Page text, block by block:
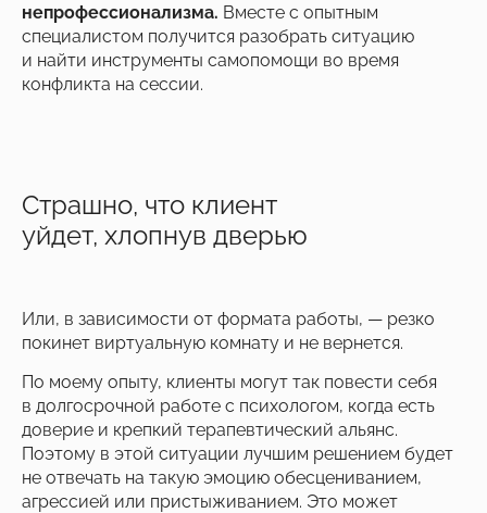
непрофессионализма. Вместе с опытным
специалистом получится разобрать ситуацию
и найти инструменты самопомощи во время
конфликта на сессии.
Страшно, что клиент
уйдет, хлопнув дверью
Или, в зависимости от формата работы, — резко
покинет виртуальную комнату и не вернется.
По моему опыту, клиенты могут так повести себя
в долгосрочной работе с психологом, когда есть
доверие и крепкий терапевтический альянс.
Поэтому в этой ситуации лучшим решением будет
не отвечать на такую эмоцию обесцениванием,
агрессией или пристыживанием. Это может